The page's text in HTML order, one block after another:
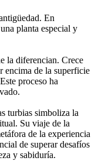
En
planta especial y
la diferencian. Crece
encima de la superficie
proceso ha
turbias simboliza la
Su viaje de la
de la experiencia
de superar desafíos
y sabiduría.